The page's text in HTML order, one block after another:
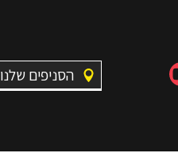
הסניפים שלנו